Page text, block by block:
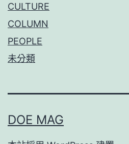
CULTURE
COLUMN
PEOPLE
未分類
DOE MAG